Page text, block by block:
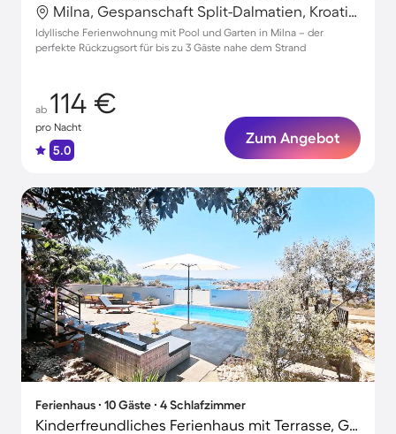
Milna, Gespanschaft Split-Dalmatien, Kroatien
Idyllische Ferienwohnung mit Pool und Garten in Milna – der
perfekte Rückzugsort für bis zu 3 Gäste nahe dem Strand
ab 114 €
pro Nacht
5.0
Zum Angebot
Ferienhaus ∙ 10 Gäste ∙ 4 Schlafzimmer
Kinderfreundliches Ferienhaus mit Terrasse, Grill und privatem Pool